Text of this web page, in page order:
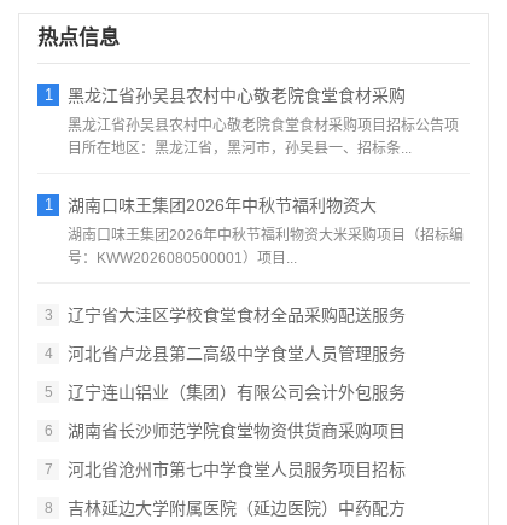
热点信息
1 黑龙江省孙吴县农村中心敬老院食堂食材采购
黑龙江省孙吴县农村中心敬老院食堂食材采购项目招标公告项
目所在地区：黑龙江省，黑河市，孙吴县一、招标条...
1 湖南口味王集团2026年中秋节福利物资大
湖南口味王集团2026年中秋节福利物资大米采购项目（招标编
号：KWW2026080500001）项目...
3 辽宁省大洼区学校食堂食材全品采购配送服务
4 河北省卢龙县第二高级中学食堂人员管理服务
5 辽宁连山铝业（集团）有限公司会计外包服务
6 湖南省长沙师范学院食堂物资供货商采购项目
7 河北省沧州市第七中学食堂人员服务项目招标
8 吉林延边大学附属医院（延边医院）中药配方